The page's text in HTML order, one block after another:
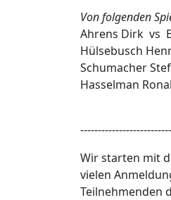
Von folgenden
Ahrens Dirk vs
Hülsebusch
Schumacher
Hasselman
Wir starten mit
vielen
Teilnehmenden